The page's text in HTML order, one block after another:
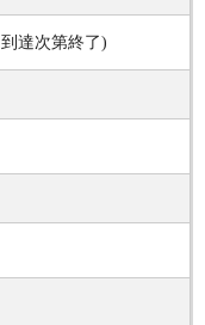
達次第終了)